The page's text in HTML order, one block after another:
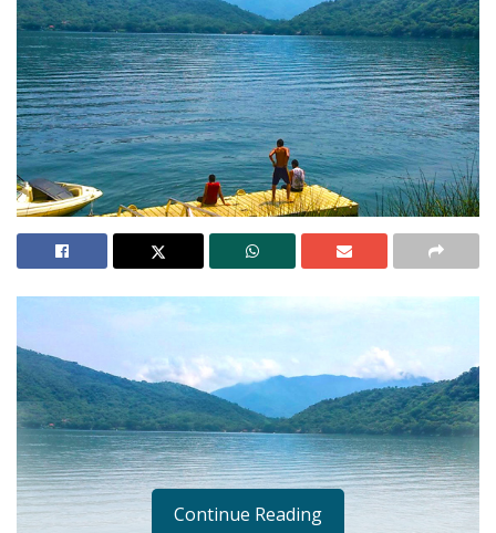
Continue Reading